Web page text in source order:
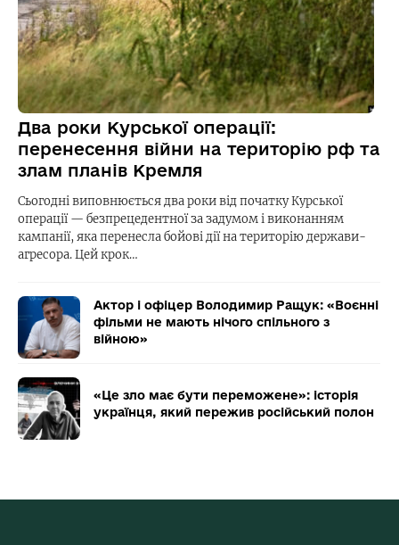
Два роки Курської операції:
перенесення війни на територію рф та
злам планів Кремля
Сьогодні виповнюється два роки від початку Курської
операції — безпрецедентної за задумом і виконанням
кампанії, яка перенесла бойові дії на територію держави-
агресора. Цей крок…
Актор і офіцер Володимир Ращук: «Воєнні
фільми не мають нічого спільного з
війною»
«Це зло має бути переможене»: історія
українця, який пережив російський полон